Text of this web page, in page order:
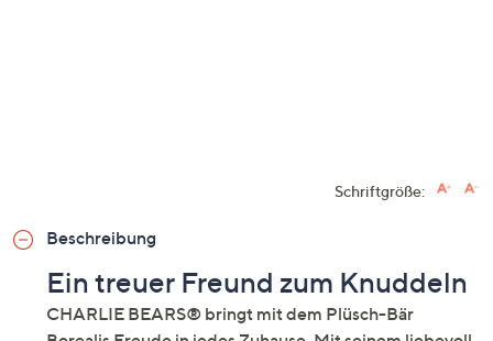
Schriftgröße:
Beschreibung
Ein treuer Freund zum Knuddeln
CHARLIE BEARS® bringt mit dem Plüsch-Bär